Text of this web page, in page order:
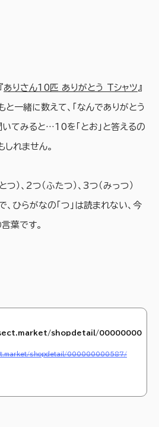
ありさん10匹 ありがとう Tシャツ』
と一緒に数えて、「なんでありがとう
いてみると…10を「とお」と答えるの
しれません。
）、2つ（ふたつ）、3つ（みっつ）
、ひらがなの「つ」は読まれない、今
葉です。
shopdetail/00000000
shopdetail/000000000587/